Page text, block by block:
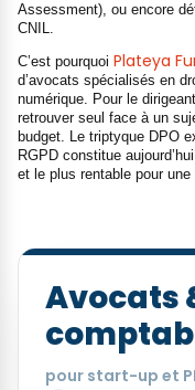
Assessment), ou encore
CNIL.
C’est pourquoi Plateya
d’avocats spécialisés en
numérique. Pour le
retrouver seul face à un
budget. Le triptyque DPO
RGPD constitue
et le plus rentable pour
Avocats
pour start-up et